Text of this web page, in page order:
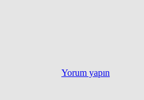
Yorum yapın